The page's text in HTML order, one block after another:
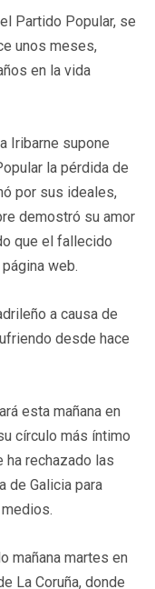
Partido Popular, se
unos meses,
en la vida
Iribarne supone
la pérdida de
por sus ideales,
demostró su amor
que el fallecido
web.
a causa de
desde hace
esta mañana en
círculo más íntimo
rechazado las
de Galicia para
mañana martes en
La Coruña, donde